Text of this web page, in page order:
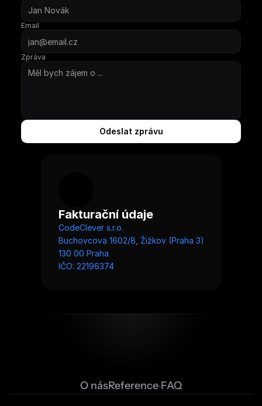
Email
Zpráva
Odeslat zprávu
Fakturační údaje
CodeClever s.r.o.
Buchovcova 1602/8, Žižkov (Praha 3)
130 00 Praha
IČO: 22196374
O násReference FAQ